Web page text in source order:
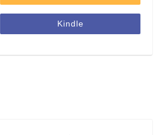
Kindle